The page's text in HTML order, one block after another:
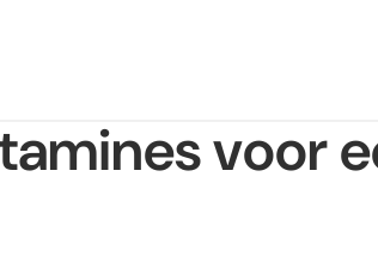
voor